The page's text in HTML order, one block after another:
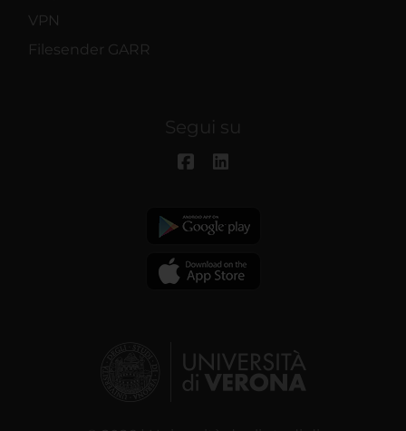
VPN
Filesender GARR
Segui su